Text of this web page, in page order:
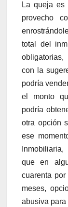
La queja es
provecho
total del
con la
podría
el monto
podría
otra opción
ese
que en
cuarenta
meses,
abusiva